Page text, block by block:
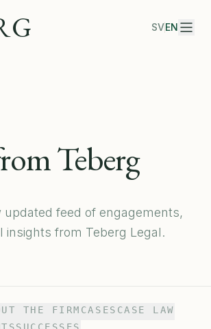
SVEN
Teberg
updated feed of engagements,
insights from Teberg Legal.
THE FIRM CASES CASE LAW